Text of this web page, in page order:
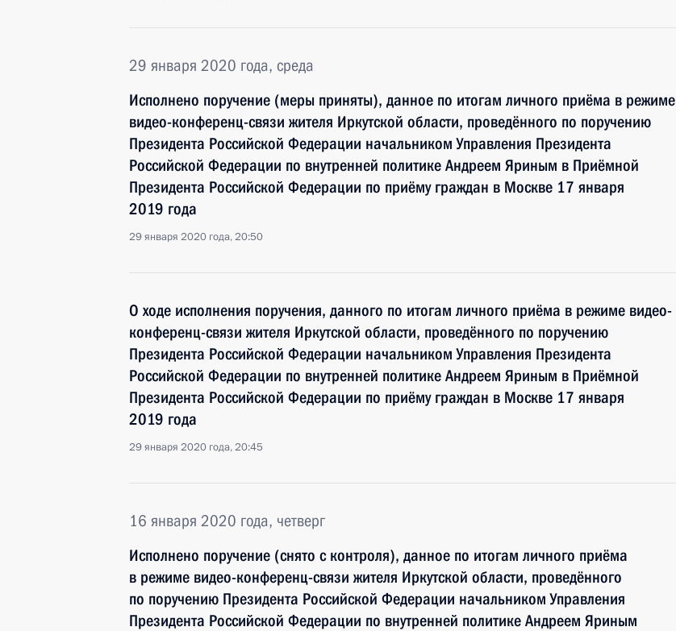
29 января 2020 года, среда
Исполнено поручение (меры приняты), данное по итогам личного приёма в режиме
видео-конференц-связи жителя Иркутской области, проведённого по поручению
Президента Российской Федерации начальником Управления Президента
Российской Федерации по внутренней политике Андреем Яриным в Приёмной
Президента Российской Федерации по приёму граждан в Москве 17 января
2019 года
29 января 2020 года, 20:50
О ходе исполнения поручения, данного по итогам личного приёма в режиме видео-
конференц-связи жителя Иркутской области, проведённого по поручению
Президента Российской Федерации начальником Управления Президента
Российской Федерации по внутренней политике Андреем Яриным в Приёмной
Президента Российской Федерации по приёму граждан в Москве 17 января
2019 года
29 января 2020 года, 20:45
16 января 2020 года, четверг
Исполнено поручение (снято с контроля), данное по итогам личного приёма
в режиме видео-конференц-связи жителя Иркутской области, проведённого
по поручению Президента Российской Федерации начальником Управления
Президента Российской Федерации по внутренней политике Андреем Яриным